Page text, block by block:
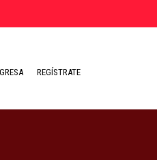
REGÍSTRATE